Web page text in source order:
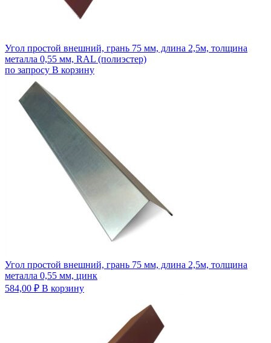
Угол простой внешний, грань 75 мм, длина 2,5м, толщина
металла 0,55 мм, RAL (полиэстер)
по запросу В корзину
Угол простой внешний, грань 75 мм, длина 2,5м, толщина
металла 0,55 мм, цинк
584,00 ₽ В корзину